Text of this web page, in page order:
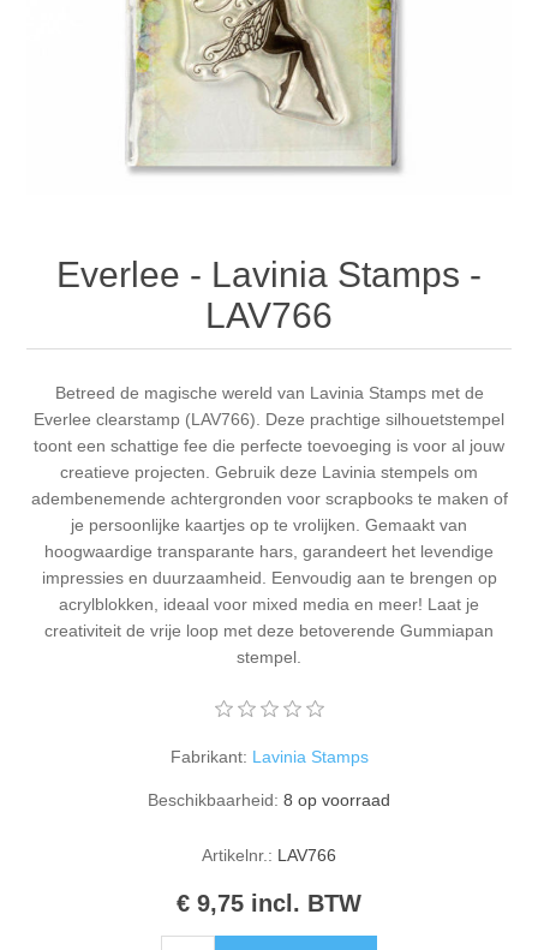
Stompkaarsen
Steampunk
60 bij 40 cm
Alcohol ink
Embossing
Inkt
Inkleuren
Gummiapan
Lavinia Stamps
CraftEmotions
Distress
Ranger
Staedtler
Art Journal 2025
Kaarten 2025
Art Journal 2024
kaarten 2022
Art journal 2022
Kaarten 2021
Everlee - Lavinia Stamps -
LAV766
Betreed de magische wereld van Lavinia Stamps met de
Everlee clearstamp (LAV766). Deze prachtige silhouetstempel
toont een schattige fee die perfecte toevoeging is voor al jouw
creatieve projecten. Gebruik deze Lavinia stempels om
adembenemende achtergronden voor scrapbooks te maken of
je persoonlijke kaartjes op te vrolijken. Gemaakt van
hoogwaardige transparante hars, garandeert het levendige
impressies en duurzaamheid. Eenvoudig aan te brengen op
acrylblokken, ideaal voor mixed media en meer! Laat je
creativiteit de vrije loop met deze betoverende Gummiapan
stempel.
Fabrikant: Lavinia Stamps
Beschikbaarheid: 8 op voorraad
Artikelnr.: LAV766
€ 9,75 incl. BTW